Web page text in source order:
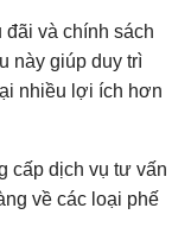
và chính sách
này giúp duy trì
nhiều lợi ích hơn
cấp dịch vụ tư vấn
về các loại phế